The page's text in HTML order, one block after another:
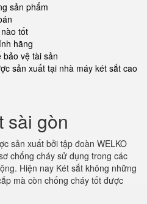
sản phẩm
tốt
hãng
vệ tài sản
sản xuất tại nhà máy két sắt cao
sài gòn
sản xuất bởi tập đoàn WELKO
chống cháy sử dụng trong các
Hiện nay Két sắt không những
mà còn chống cháy tốt được